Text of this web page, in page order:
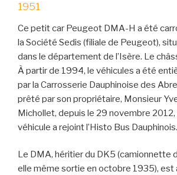
1951
Ce petit car Peugeot DMA-H a été
la Société Sedis (filiale de Peugeot),
dans le département de l’Isère. Le
À partir de 1994, le véhicules a été
par la Carrosserie Dauphinoise des
prêté par son propriétaire, Monsieur
Michollet, depuis le 29 novembre 2012,
véhicule a rejoint l’Histo Bus Dauphinois.
Le DMA, héritier du DK5 (camionnette
elle même sortie en octobre 1935), est